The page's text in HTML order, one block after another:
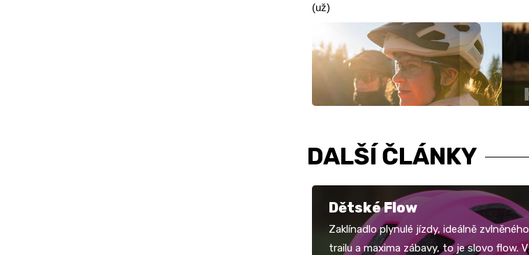
(už)
DALŠÍ ČLÁNKY
Dětské Flow
Zaklínadlo plynulé jízdy, ideálně zvlněného
trailu a maxima zábavy, to je slovo flow. V